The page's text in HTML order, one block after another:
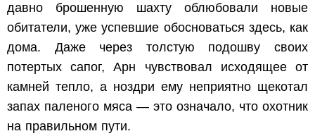
давно брошенную шахту облюбовали новые
обитатели, уже успевшие обосноваться здесь, как
дома. Даже через толстую подошву своих
потертых сапог, Арн чувствовал исходящее от
камней тепло, а ноздри ему неприятно щекотал
запах паленого мяса — это означало, что охотник
на правильном пути.